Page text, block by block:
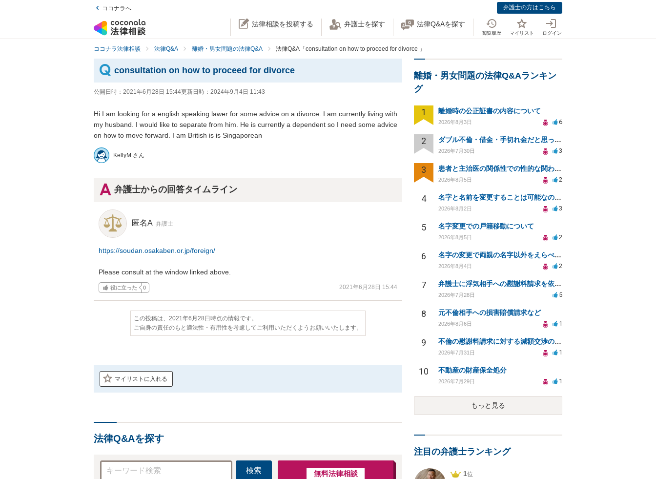
ココナラへ 弁護士の方はこちら
法律相談を投稿する 弁護士を探す 法律Q&Aを探す
閲覧履歴 マイリスト ログイン
ココナラ法律相談 法律Q&A 離婚・男女問題の法律Q&A 法律Q&A「consultation on how to proceed for divorce 」
consultation on how to proceed for divorce
公開日時： 2021年6月28日 15:44更新日時： 2024年9月4日 11:43
Hi I am looking for a english speaking lawer for some advice on a divorce. I am currently living with
my husband. I would like to separate from him. He is currently a dependent so I need some advice
on how to move forward. I am British is is Singaporean
KellyM さん
弁護士からの回答タイムライン
匿名A 弁護士
https://soudan.osakaben.or.jp/foreign/
Please consult at the window linked above.
役に立った 0 2021年6月28日 15:44
この投稿は、2021年6月28日時点の情報です。
ご自身の責任のもと適法性・有用性を考慮してご利用いただくようお願いいたします。
マイリストに入れる
法律Q&Aを探す
検索 無料法律相談
離婚・男女問題の法律Q&Aランキン
グ
1 離婚時の公正証書の内容について
2026年8月3日 6
2 ダブル不倫・借金・手切れ金だと思っていたお金を1年後いまさら脅迫罪として通知書が来てまとめて請求
2026年7月30日 3
3 患者と主治医の関係性での性的な関わりからのトラブル
2026年8月5日 2
4 名字と名前を変更することは可能なのか？
2026年8月2日 3
5 名字変更での戸籍移動について
2026年8月5日 2
6 名字の変更で両親の名字以外をえらべるのか？
2026年8月4日 2
7 弁護士に浮気相手への慰謝料請求を依頼する費用相場は？
2026年7月28日 5
8 元不倫相手への損害賠償請求など
2026年8月6日 1
9 不倫の慰謝料請求に対する減額交渉の可能性と対策
2026年7月31日 1
10 不動産の財産保全処分
2026年7月29日 1
もっと見る
注目の弁護士ランキング
1位